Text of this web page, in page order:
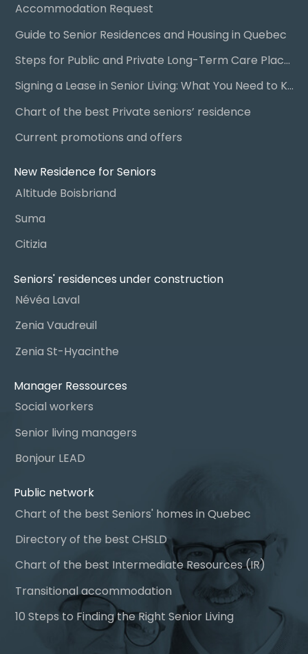
Accommodation Request
Guide to Senior Residences and Housing in Quebec
Steps for Public and Private Long-Term Care Placement
Signing a Lease in Senior Living: What You Need to Know
Chart of the best Private seniors’ residence
Current promotions and offers
New Residence for Seniors
Altitude Boisbriand
Suma
Citizia
Seniors' residences under construction
Névéa Laval
Zenia Vaudreuil
Zenia St-Hyacinthe
Manager Ressources
Social workers
Senior living managers
Bonjour LEAD
Public network
Chart of the best Seniors' homes in Quebec
Directory of the best CHSLD
Chart of the best Intermediate Resources (IR)
Transitional accommodation
10 Steps to Finding the Right Senior Living